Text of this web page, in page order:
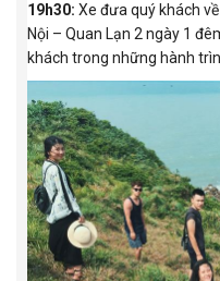
19h30: Xe đưa quý khách
Nội – Quan Lạn 2 ngày 1
khách trong những hành